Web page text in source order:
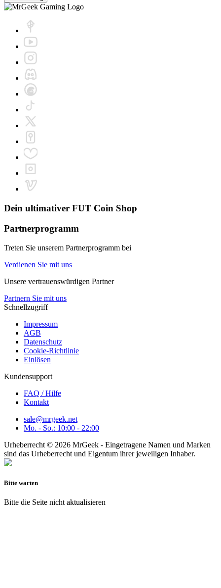
Dein ultimativer FUT Coin Shop
Partnerprogramm
Treten Sie unserem Partnerprogramm bei
Verdienen Sie mit uns
Unsere vertrauenswürdigen Partner
Partnern Sie mit uns
Schnellzugriff
Impressum
AGB
Datenschutz
Cookie-Richtlinie
Einlösen
Kundensupport
FAQ / Hilfe
Kontakt
sale@mrgeek.net
Mo. - So.: 10:00 - 22:00
Urheberrecht © 2026 MrGeek - Eingetragene Namen und Marken
sind das Urheberrecht und Eigentum ihrer jeweiligen Inhaber.
Bitte warten
Bitte die Seite nicht aktualisieren